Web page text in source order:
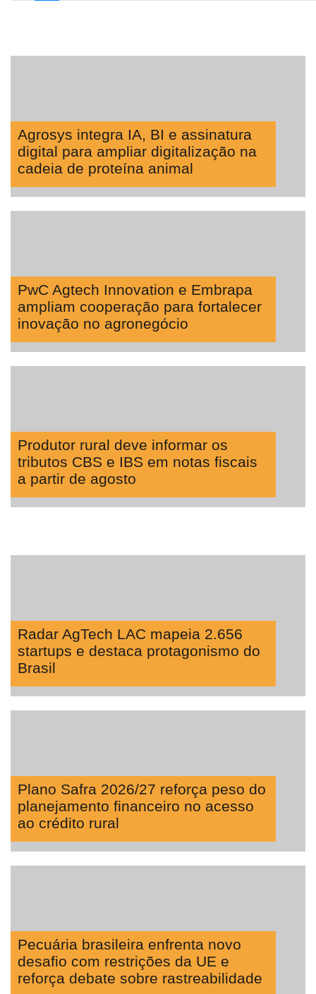
Agrosys integra IA, BI e assinatura
digital para ampliar digitalização na
cadeia de proteína animal
PwC Agtech Innovation e Embrapa
ampliam cooperação para fortalecer
inovação no agronegócio
Produtor rural deve informar os
tributos CBS e IBS em notas fiscais
a partir de agosto
Radar AgTech LAC mapeia 2.656
startups e destaca protagonismo do
Brasil
Plano Safra 2026/27 reforça peso do
planejamento financeiro no acesso
ao crédito rural
Pecuária brasileira enfrenta novo
desafio com restrições da UE e
reforça debate sobre rastreabilidade